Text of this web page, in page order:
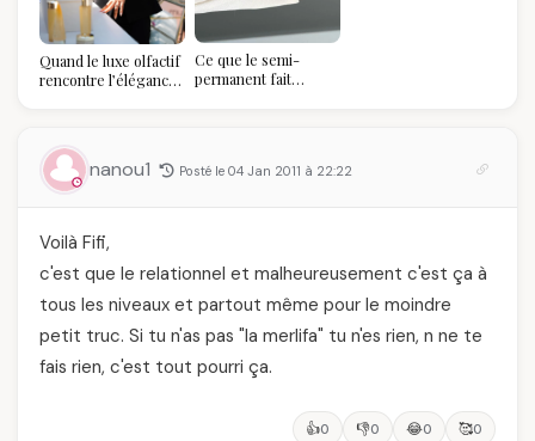
Quand le luxe olfactif
rencontre l’élégance
temps
Ce que le semi-
permanent fait
nanou1 Posté le 04 Jan 2011 à 22:22
Voilà Fifi,
c'est que le relationnel et malheureusement c'est ça à
tous les niveaux et partout même pour le moindre
petit truc. Si tu n'as pas "la merlifa" tu n'es rien, n ne te
fais rien, c'est tout pourri ça.
👍0 👎0 😂0 🥰0